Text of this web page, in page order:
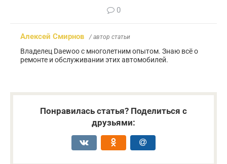
0
Алексей Смирнов / автор статьи
Владелец Daewoo с многолетним опытом. Знаю всё о
ремонте и обслуживании этих автомобилей.
Понравилась статья? Поделиться с
друзьями: